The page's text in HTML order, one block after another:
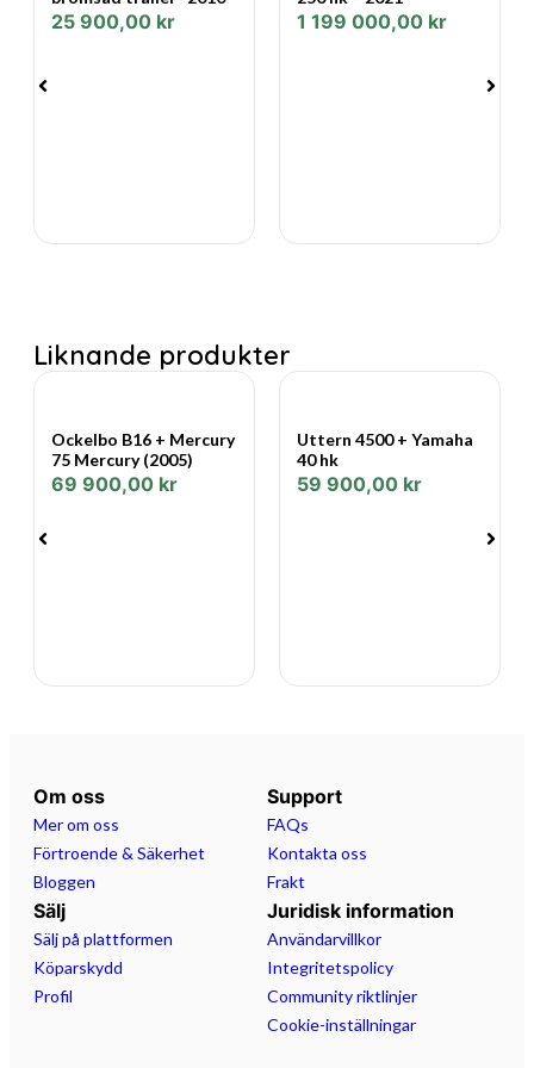
•Bredd: 2,31 meter
•Badplattform med badstege
utrustning
•Hamnkapell och biminitop ingår
•Trailer kan eventuellt erbjudas som tillval
förstås inte perfekt. Perfekt båt för familjen eller dig som
019278000, orebro@marinfritid.com eller besöka vår
fysiska butik på Aspholmsvägen 3, välkomna!
25 900,00 kr 1 199 000,00 kr
Liknande produkter
Ockelbo B16 + Mercury
75 Mercury (2005)
69 900,00 kr
Uttern 4500 + Yamaha
40 hk
59 900,00 kr
Om oss
Mer om oss
Förtroende & Säkerhet
Bloggen
Support
FAQs
Kontakta oss
Frakt
Sälj
Sälj på plattformen
Köparskydd
Profil
Juridisk information
Användarvillkor
Integritetspolicy
Community riktlinjer
Cookie-inställningar